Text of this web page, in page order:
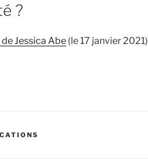
?
Jessica Abe (le 17 janvier 2021)